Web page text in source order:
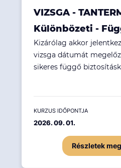
VIZSGA -
Különbözeti -
Kizárólag akkor
vizsga dátumát
sikeres függő
KURZUS IDŐPONTJA
2026. 09. 01.
Részletek